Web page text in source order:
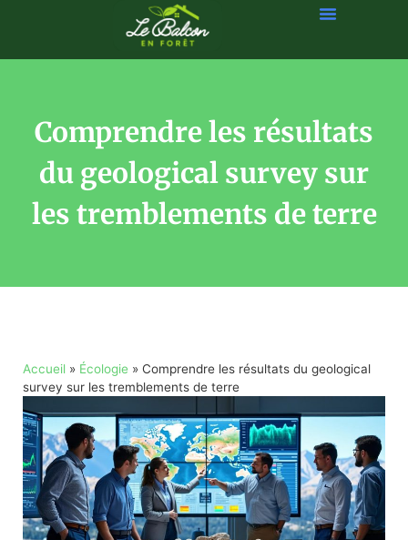
Comprendre les résultats
du geological survey sur
les tremblements de terre
Accueil » Écologie » Comprendre les résultats du geological
survey sur les tremblements de terre